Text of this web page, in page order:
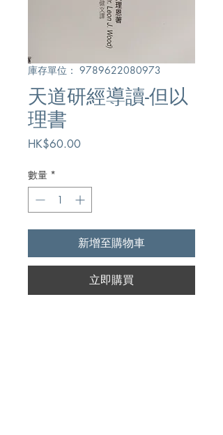
庫存單位： 9789622080973
天道研經導讀-但以
理書
HK$60.00價
數量 *
新增至購物車
立即購買